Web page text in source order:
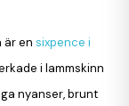
är en sixpence i
i lammskinn
nyanser, brunt